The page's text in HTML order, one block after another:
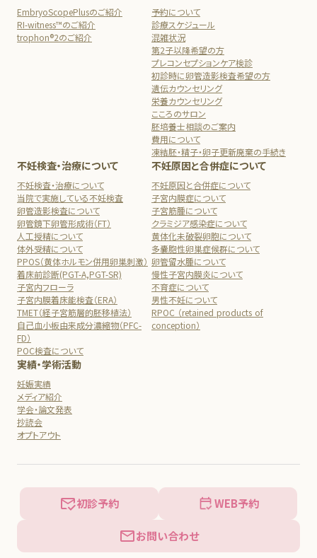
EmbryoScopePlusのご紹介
RI-witness™のご紹介
trophon®2のご紹介
予約について
診療スケジュール
混雑状況
第2子以降希望の方
プレコンセプションケア検診
初診時に卵管造影検査希望の方
遺伝カウンセリング
栄養カウンセリング
こころのサロン
胚培養士相談のご案内
費用について
凍結胚・精子・卵子更新廃棄の手続き
不妊検査・治療について
不妊検査・治療について
当院で実施している不妊検査
卵管造影検査について
卵管鏡下卵管形成術（FT）
人工授精について
体外受精について
PPOS（黄体ホルモン併用卵巣刺激）
着床前診断(PGT-A,PGT-SR)
子宮内フローラ
子宮内膜着床能検査（ERA）
TMET（経子宮筋層的胚移植法）
自己血小板由来成分濃縮物（PFC-
FD）
POC検査について
不妊原因と合併症について
不妊原因と合併症について
子宮内膜症について
子宮筋腫について
クラミジア感染症について
黄体化未破裂卵胞について
多嚢胞性卵巣症候群について
卵管留水腫について
慢性子宮内膜炎について
不育症について
男性不妊について
RPOC （retained products of
conception）
実績・学術活動
妊娠実績
メディア紹介
学会・論文発表
抄読会
オプトアウト
初診予約 WEB予約
お問い合わせ